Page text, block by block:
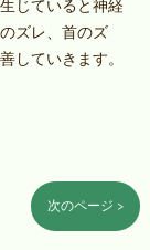
じていると神経
ズレ、首のズ
していきます。
次のページ >